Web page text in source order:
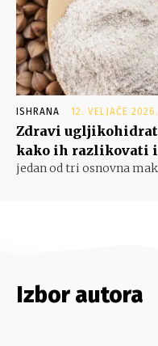
ISHRANA 12. VELJAČE 2026.
Zdravi
kako ih razlikovati
jedan od tri osnovna
Izbor autora